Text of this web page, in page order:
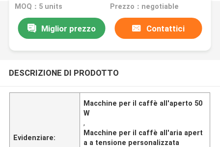
MOQ：5 units Prezzo：negotiable
Miglior prezzo Contattici
DESCRIZIONE DI PRODOTTO
Evidenziare:
Macchine per il caffè all'aperto 50
W
,
Macchine per il caffè all'aria apert
a a tensione personalizzata